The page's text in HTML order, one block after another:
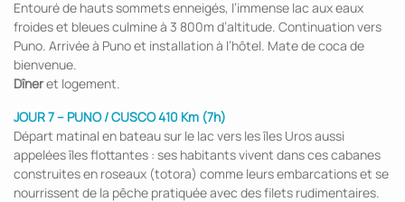
Entouré de hauts sommets enneigés, l’immense lac aux eaux
froides et bleues culmine à 3 800m d’altitude. Continuation vers
Puno. Arrivée à Puno et installation à l’hôtel. Mate de coca de
bienvenue.
Dîneret logement.
JOUR 7 – PUNO / CUSCO 410 Km (7h)
Départ matinal en bateau sur le lac vers les îles Uros aussi
appelées îles flottantes : ses habitants vivent dans ces cabanes
construites en roseaux (totora) comme leurs embarcations et se
nourrissent de la pêche pratiquée avec des filets rudimentaires.